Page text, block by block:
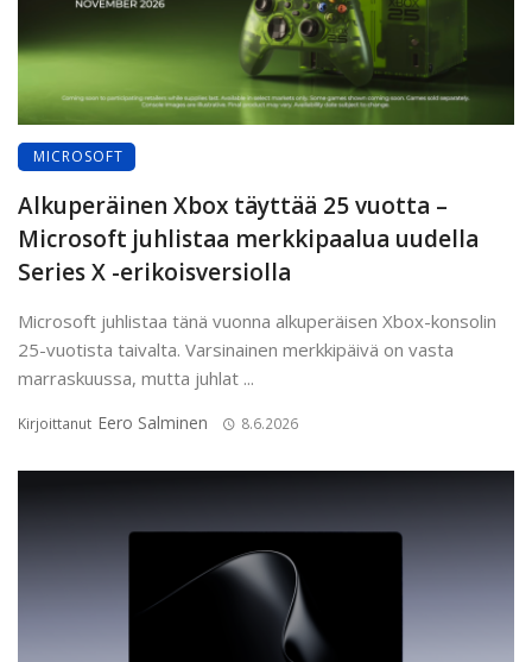
MICROSOFT
Alkuperäinen Xbox täyttää 25 vuotta –
Microsoft juhlistaa merkkipaalua uudella
Series X -erikoisversiolla
Microsoft juhlistaa tänä vuonna alkuperäisen Xbox-konsolin
25-vuotista taivalta. Varsinainen merkkipäivä on vasta
marraskuussa, mutta juhlat ...
Kirjoittanut Eero Salminen 8.6.2026